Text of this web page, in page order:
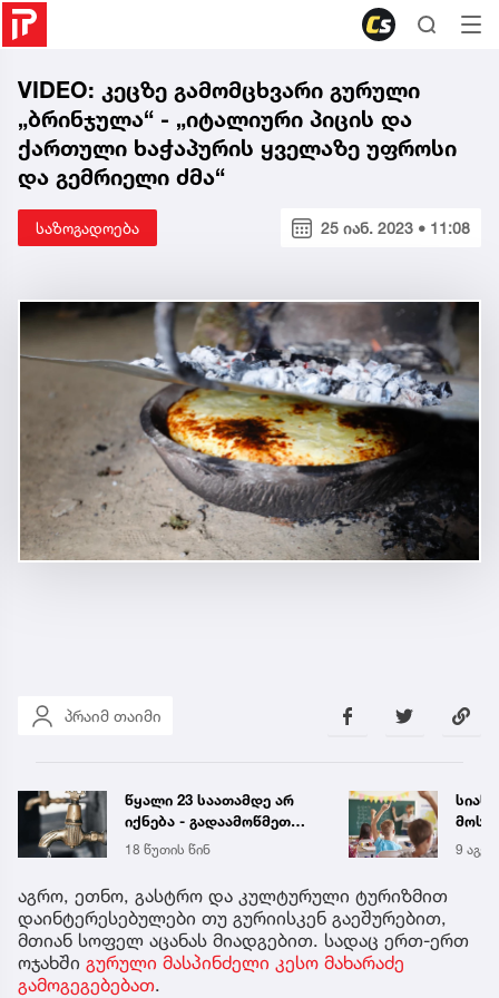
VIDEO: კეცზე გამომცხვარი გურული
„ბრინჯულა“ - „იტალიური პიცის და
ქართული ხაჭაპურის ყველაზე უფროსი
და გემრიელი ძმა“
საზოგადოება 25 იან. 2023 • 11:08
პრაიმ თაიმი
წყალი 23 საათამდე არ
იქნება - გადაამოწმეთ
მისამართები
18 წუთის წინ 9 აგვ
აგრო, ეთნო, გასტრო და კულტურული ტურიზმით
დაინტერესებულები თუ გურიისკენ გაეშურებით,
მთიან სოფელ აცანას მიადგებით. სადაც ერთ-ერთ
ოჯახში გურული მასპინძელი კესო მახარაძე
გამოგეგებებათ.